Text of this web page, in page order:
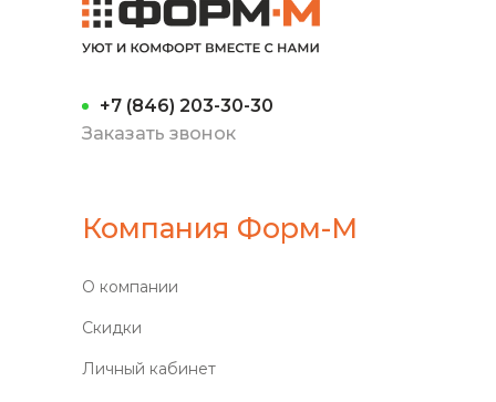
+7 (846) 203-30-30
Заказать звонок
Компания Форм-М
О компании
Скидки
Личный кабинет